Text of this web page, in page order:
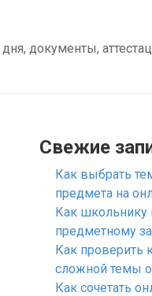
документы,
Свежие
Как выбрать
предмета на
Как школьнику
предметному
Как проверить
сложной темы
Как сочетать